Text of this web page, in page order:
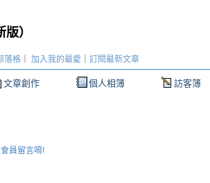
版）
文章創作 個人相簿 訪客簿
落格 加入我的最愛 訂閱最新文章
員留言唷!